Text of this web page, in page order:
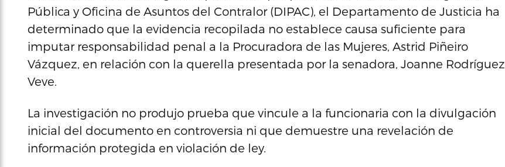
Pública y Oficina de Asuntos del Contralor (DIPAC), el Departamento de Justicia ha
determinado que la evidencia recopilada no establece causa suficiente para
imputar responsabilidad penal a la Procuradora de las Mujeres, Astrid Piñeiro
Vázquez, en relación con la querella presentada por la senadora, Joanne Rodríguez
Veve.
La investigación no produjo prueba que vincule a la funcionaria con la divulgación
inicial del documento en controversia ni que demuestre una revelación de
información protegida en violación de ley.